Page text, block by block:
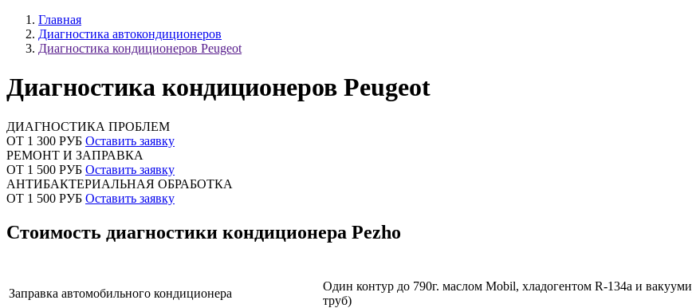
Главная
Диагностика автокондиционеров
Диагностика кондиционеров Peugeot
Диагностика кондиционеров Peugeot
ДИАГНОСТИКА ПРОБЛЕМ
ОТ 1 300 РУБ Оставить заявку
РЕМОНТ И ЗАПРАВКА
ОТ 1 500 РУБ Оставить заявку
АНТИБАКТЕРИАЛЬНАЯ ОБРАБОТКА
ОТ 1 500 РУБ Оставить заявку
Стоимость диагностики кондиционера Pezho
Заправка автомобильного кондиционера
Один контур до 790г. маслом Mobil, хладогентом R-134a и
труб)